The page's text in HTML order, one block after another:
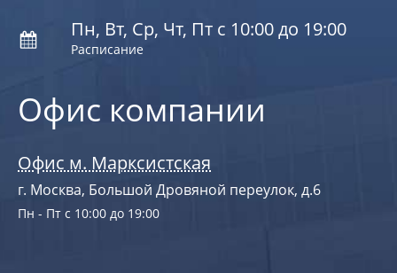
Офис компании
Офис м. Марксистская
г. Москва, Большой Дровяной переулок, д.6
Пн - Пт с 10:00 до 19:00
Пн, Вт, Ср, Чт, Пт с 10:00 до 19:00
Расписание